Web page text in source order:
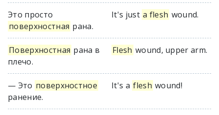
Это просто
поверхностная рана.
It's just a flesh wound.
Поверхностная рана в
плечо.
Flesh wound, upper arm.
— Это поверхностное
ранение.
It's a flesh wound!